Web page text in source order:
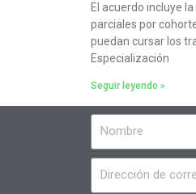
El acuerdo incluye
parciales por
puedan cursar los
Especialización
Seguir leyendo »